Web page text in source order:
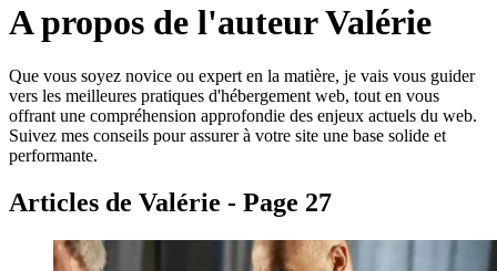
A propos de l'auteur Valérie
Que vous soyez novice ou expert en la matière, je vais vous guider
vers les meilleures pratiques d'hébergement web, tout en vous
offrant une compréhension approfondie des enjeux actuels du web.
Suivez mes conseils pour assurer à votre site une base solide et
performante.
Articles de Valérie - Page 27